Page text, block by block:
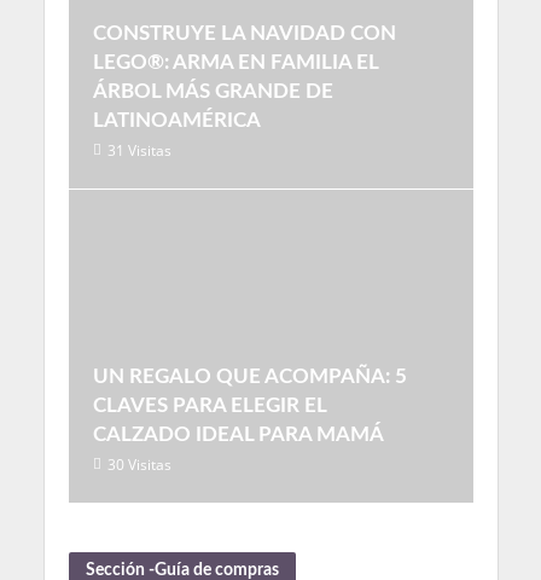
CONSTRUYE LA NAVIDAD CON
LEGO®: ARMA EN FAMILIA EL
ÁRBOL MÁS GRANDE DE
LATINOAMÉRICA
31 Visitas
UN REGALO QUE ACOMPAÑA: 5
CLAVES PARA ELEGIR EL
CALZADO IDEAL PARA MAMÁ
30 Visitas
Sección -Guía de compras